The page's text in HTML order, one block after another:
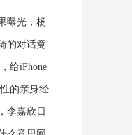
曝光，杨
的对话竟
给iPhone
的亲身经
李嘉欣日